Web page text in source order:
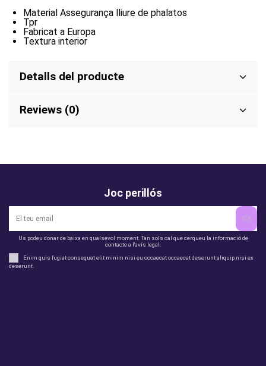
Material Assegurança lliure de phalatos
Tpr
Fabricat a Europa
Textura interior
Detalls del producte
Reviews (0)
Joc perillós
Us podeu donar de baixa en qualsevol moment. Tan sols cal que cerqueu la informació de
contacte a l'avís legal.
Enim quis fugiat consequat elit minim nisi eu occaecat occaecat deserunt aliquip nisi ex
deserunt.